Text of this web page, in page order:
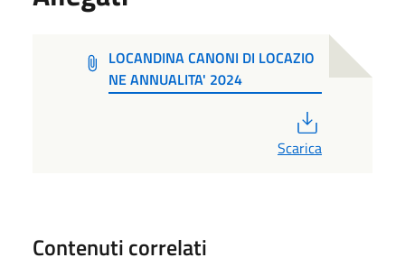
LOCANDINA CANONI DI LOCAZIO
NE ANNUALITA' 2024
Scarica
Contenuti correlati